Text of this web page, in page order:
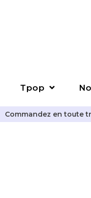
Tpop
Commandez en toute